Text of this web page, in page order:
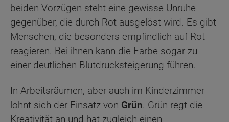
beiden Vorzügen steht eine gewisse Unruhe
gegenüber, die durch Rot ausgelöst wird. Es gibt
Menschen, die besonders empfindlich auf Rot
reagieren. Bei ihnen kann die Farbe sogar zu
einer deutlichen Blutdrucksteigerung führen.
In Arbeitsräumen, aber auch im Kinderzimmer
lohnt sich der Einsatz von Grün. Grün regt die
Kreativität an und hat zugleich einen